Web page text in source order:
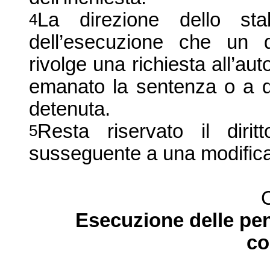
4La direzione dello
dell’esecuzione che un
rivolge una richiesta
emanato la sentenza o a
detenuta.
5Resta riservato il
susseguente a una
Esecuzione delle